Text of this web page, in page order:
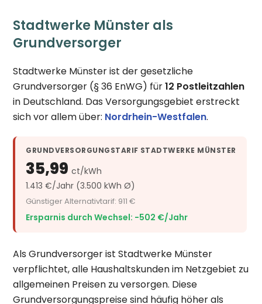
Stadtwerke Münster als
Grundversorger
Stadtwerke Münster ist der gesetzliche
Grundversorger (§ 36 EnWG) für12 Postleitzahlen
in Deutschland. Das Versorgungsgebiet erstreckt
sich vor allem über: Nordrhein-Westfalen.
GRUNDVERSORGUNGSTARIF STADTWERKE MÜNSTER
35,99ct/kWh
1.413 €/Jahr (3.500 kWh Ø)
Günstiger Alternativtarif: 911 €
Ersparnis durch Wechsel: −502 €/Jahr
Als Grundversorger ist Stadtwerke Münster
verpflichtet, alle Haushaltskunden im Netzgebiet zu
allgemeinen Preisen zu versorgen. Diese
Grundversorgungspreise sind häufig höher als